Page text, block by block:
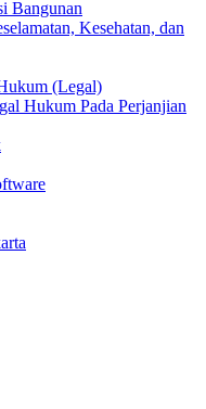
Bangunan
Kesehatan, dan
(Legal)
Hukum Pada Perjanjian